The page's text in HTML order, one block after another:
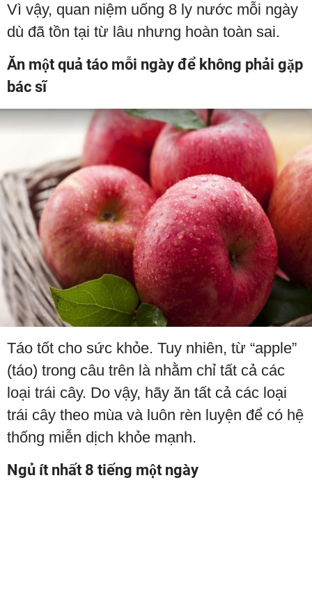
Vì vậy, quan niệm uống 8 ly nước mỗi ngày
dù đã tồn tại từ lâu nhưng hoàn toàn sai.
Ăn một quả táo mỗi ngày để không phải gặp
bác sĩ
Táo tốt cho sức khỏe. Tuy nhiên, từ “apple”
(táo) trong câu trên là nhằm chỉ tất cả các
loại trái cây. Do vậy, hãy ăn tất cả các loại
trái cây theo mùa và luôn rèn luyện để có hệ
thống miễn dịch khỏe mạnh.
Ngủ ít nhất 8 tiếng một ngày